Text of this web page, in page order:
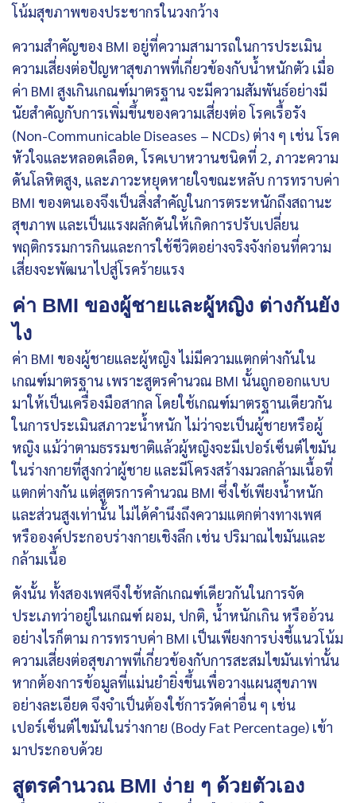
โน้มสุขภาพของประชากรในวงกว้าง
ความสำคัญของ BMI อยู่ที่ความสามารถในการประเมิน
ความเสี่ยงต่อปัญหาสุขภาพที่เกี่ยวข้องกับน้ำหนักตัว เมื่อ
ค่า BMI สูงเกินเกณฑ์มาตรฐาน จะมีความสัมพันธ์อย่างมี
นัยสำคัญกับการเพิ่มขึ้นของความเสี่ยงต่อ โรคเรื้อรัง
(Non-Communicable Diseases – NCDs) ต่าง ๆ เช่น โรค
หัวใจและหลอดเลือด, โรคเบาหวานชนิดที่ 2, ภาวะความ
ดันโลหิตสูง, และภาวะหยุดหายใจขณะหลับ การทราบค่า
BMI ของตนเองจึงเป็นสิ่งสำคัญในการตระหนักถึงสถานะ
สุขภาพ และเป็นแรงผลักดันให้เกิดการปรับเปลี่ยน
พฤติกรรมการกินและการใช้ชีวิตอย่างจริงจังก่อนที่ความ
เสี่ยงจะพัฒนาไปสู่โรคร้ายแรง
ค่า BMI ของผู้ชายและผู้หญิง ต่างกันยัง
ไง
ค่า BMI ของผู้ชายและผู้หญิง ไม่มีความแตกต่างกันใน
เกณฑ์มาตรฐาน เพราะสูตรคำนวณ BMI นั้นถูกออกแบบ
มาให้เป็นเครื่องมือสากล โดยใช้เกณฑ์มาตรฐานเดียวกัน
ในการประเมินสภาวะน้ำหนัก ไม่ว่าจะเป็นผู้ชายหรือผู้
หญิง แม้ว่าตามธรรมชาติแล้วผู้หญิงจะมีเปอร์เซ็นต์ไขมัน
ในร่างกายที่สูงกว่าผู้ชาย และมีโครงสร้างมวลกล้ามเนื้อที่
แตกต่างกัน แต่สูตรการคำนวณ BMI ซึ่งใช้เพียงน้ำหนัก
และส่วนสูงเท่านั้น ไม่ได้คำนึงถึงความแตกต่างทางเพศ
หรือองค์ประกอบร่างกายเชิงลึก เช่น ปริมาณไขมันและ
กล้ามเนื้อ
ดังนั้น ทั้งสองเพศจึงใช้หลักเกณฑ์เดียวกันในการจัด
ประเภทว่าอยู่ในเกณฑ์ ผอม, ปกติ, น้ำหนักเกิน หรืออ้วน
อย่างไรก็ตาม การทราบค่า BMI เป็นเพียงการบ่งชี้แนวโน้ม
ความเสี่ยงต่อสุขภาพที่เกี่ยวข้องกับการสะสมไขมันเท่านั้น
หากต้องการข้อมูลที่แม่นยำยิ่งขึ้นเพื่อวางแผนสุขภาพ
อย่างละเอียด จึงจำเป็นต้องใช้การวัดค่าอื่น ๆ เช่น
เปอร์เซ็นต์ไขมันในร่างกาย (Body Fat Percentage) เข้า
มาประกอบด้วย
สูตรคำนวณ BMI ง่าย ๆ ด้วยตัวเอง